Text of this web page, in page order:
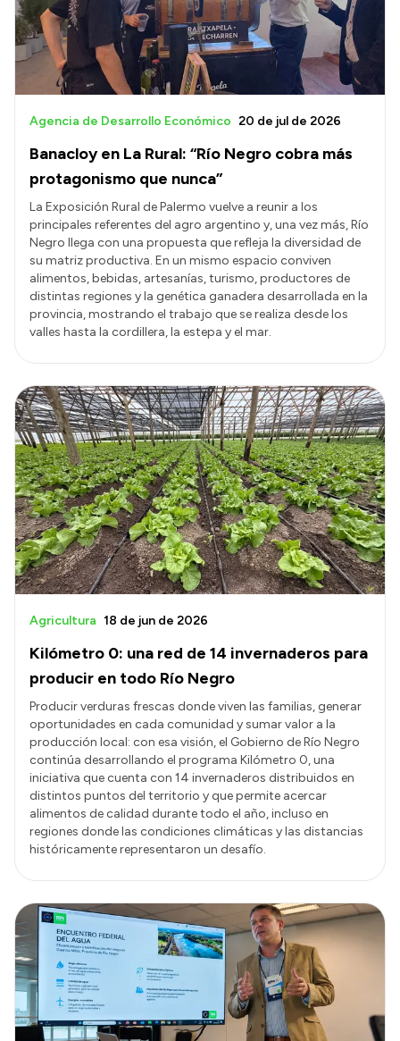
Banacloy en La Rural: “Río Negro cobra más
protagonismo que nunca”
Agencia de Desarrollo Económico 20 de jul de 2026
La Exposición Rural de Palermo vuelve a reunir a los
principales referentes del agro argentino y, una vez más, Río
Negro llega con una propuesta que refleja la diversidad de
su matriz productiva. En un mismo espacio conviven
alimentos, bebidas, artesanías, turismo, productores de
distintas regiones y la genética ganadera desarrollada en la
provincia, mostrando el trabajo que se realiza desde los
valles hasta la cordillera, la estepa y el mar.
Kilómetro 0: una red de 14 invernaderos para
producir en todo Río Negro
Agricultura 18 de jun de 2026
Producir verduras frescas donde viven las familias, generar
oportunidades en cada comunidad y sumar valor a la
producción local: con esa visión, el Gobierno de Río Negro
continúa desarrollando el programa Kilómetro 0, una
iniciativa que cuenta con 14 invernaderos distribuidos en
distintos puntos del territorio y que permite acercar
alimentos de calidad durante todo el año, incluso en
regiones donde las condiciones climáticas y las distancias
históricamente representaron un desafío.